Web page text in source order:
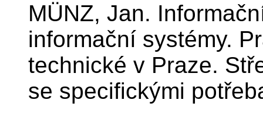
MÜNZ, Jan.
informační systémy.
technické v Praze.
se specifickými